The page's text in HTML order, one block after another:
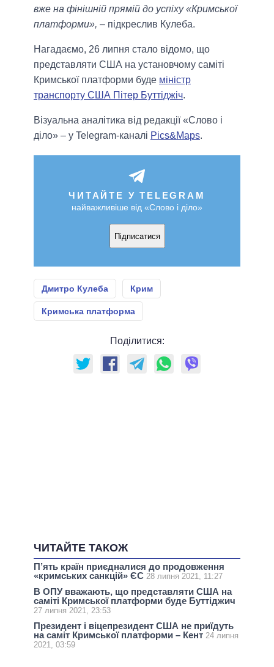
вже на фінішній прямій до успіху «Кримської
платформи», – підкреслив Кулеба.
Нагадаємо, 26 липня стало відомо, що
представляти США на установчому саміті
Кримської платформи буде міністр
транспорту США Пітер Буттіджіч.
Візуальна аналітика від редакції «Слово і
діло» – у Telegram-каналі Pics&Maps.
ЧИТАЙТЕ У TELEGRAM
найважливіше від «Слово і діло»
Підписатися
Дмитро Кулеба Крим
Кримська платформа
Поділитися:
ЧИТАЙТЕ ТАКОЖ
П’ять країн приєдналися до продовження
«кримських санкцій» ЄС 28 липня 2021, 11:27
В ОПУ вважають, що представляти США на
саміті Кримської платформи буде Буттіджич
27 липня 2021, 23:53
Президент і віцепрезидент США не приїдуть
на саміт Кримської платформи – Кент 24 липня
2021, 03:59